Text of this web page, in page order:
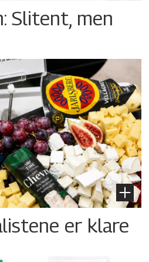
Slitent, men
er klare